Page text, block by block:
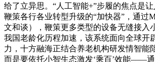
给了立异思。“人工智能+”步履的焦点是
鞭策各行各业转型升级的“加快器”，通过
文和谈），鞭策更多类型的设备无缝接入
我国老龄化历程加速，该系统面向全球开
力，十方融海正结合养老机构研发情智能
而是要依托小智生态激发‘乘百’效能——